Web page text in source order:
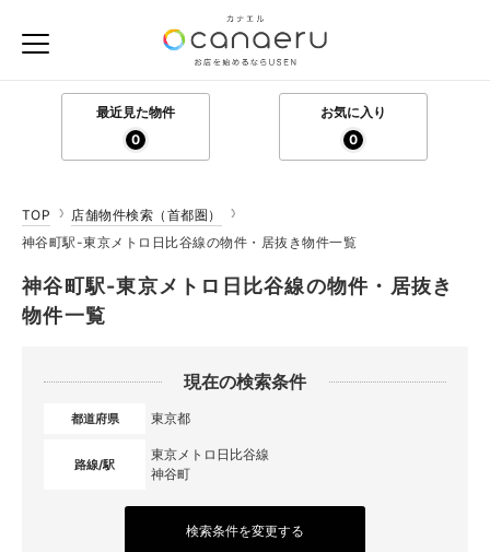
最近見た物件
0
お気に入り
0
TOP
店舗物件検索（首都圏）
神谷町駅-東京メトロ日比谷線の物件・居抜き物件一覧
神谷町駅-東京メトロ日比谷線の物件・居抜き
物件一覧
現在の検索条件
都道府県 東京都
路線/駅
東京メトロ日比谷線
神谷町
検索条件を変更する